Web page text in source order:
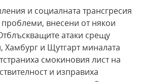
и социалната трансгресия
внесени от някои
атаки срещу
Хамбург и Щутгарт миналата
смокиновия лист на
и изправиха